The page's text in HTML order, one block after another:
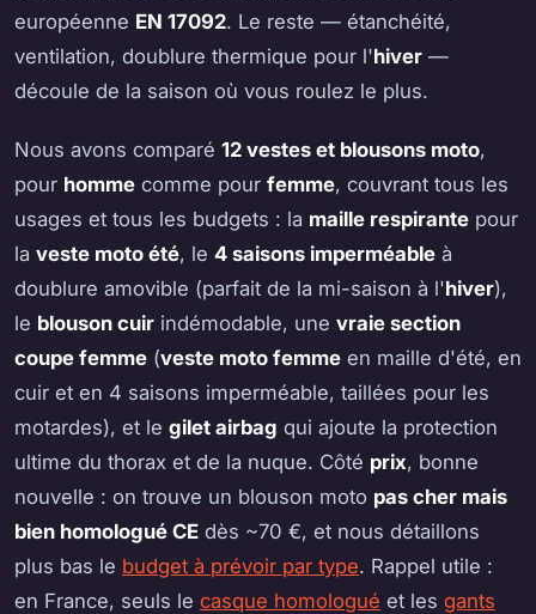
européenne EN 17092. Le reste — étanchéité,
ventilation, doublure thermique pour l'hiver —
découle de la saison où vous roulez le plus.
Nous avons comparé 12 vestes et blousons moto,
pour homme comme pour femme, couvrant tous les
usages et tous les budgets : la maille respirante pour
la veste moto été, le 4 saisons imperméable à
doublure amovible (parfait de la mi-saison à l'hiver),
le blouson cuir indémodable, une vraie section
coupe femme (veste moto femme en maille d'été, en
cuir et en 4 saisons imperméable, taillées pour les
motardes), et le gilet airbag qui ajoute la protection
ultime du thorax et de la nuque. Côté prix, bonne
nouvelle : on trouve un blouson moto pas cher mais
bien homologué CE dès ~70 €, et nous détaillons
plus bas le budget à prévoir par type. Rappel utile :
en France, seuls le casque homologué et les gants